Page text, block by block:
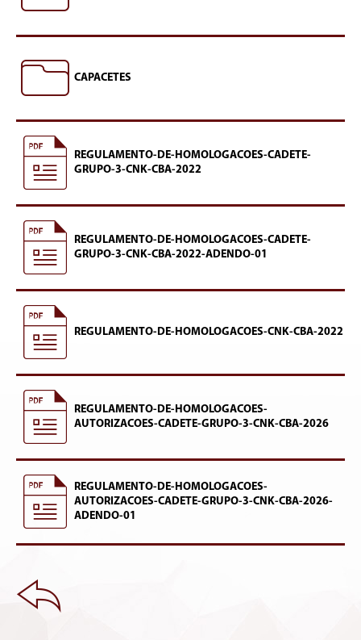
CAPACETES
REGULAMENTO-DE-HOMOLOGACOES-CADETE-
GRUPO-3-CNK-CBA-2022
REGULAMENTO-DE-HOMOLOGACOES-CADETE-
GRUPO-3-CNK-CBA-2022-ADENDO-01
REGULAMENTO-DE-HOMOLOGACOES-CNK-CBA-2022
REGULAMENTO-DE-HOMOLOGACOES-
AUTORIZACOES-CADETE-GRUPO-3-CNK-CBA-2026
REGULAMENTO-DE-HOMOLOGACOES-
AUTORIZACOES-CADETE-GRUPO-3-CNK-CBA-2026-
ADENDO-01